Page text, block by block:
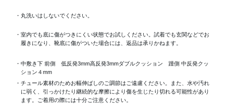
・丸洗いはしないでください。
・室内でも底に傷がつきにくい状態でお試しください。試着でも玄関などでお
履きになり、靴底に傷がついた場合には、返品は承りかねます。
・中敷き下 前側 低反発3mm高反発3mmダブルクッション 踵側 中反発クッ
ション４mm
・チュール素材のためお幅伸ばしのご調節はご遠慮ください。また、水や汚れ
に弱く、引っかけたり継続的な摩擦により傷を生じたり切れる可能性があり
ます。ご着用の際には十分ご注意ください。